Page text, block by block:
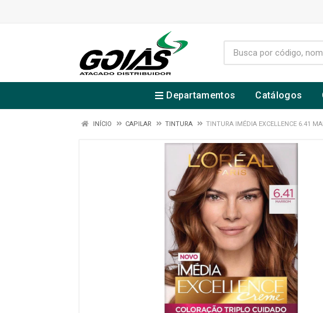
Departamentos Catálogos
INÍCIO CAPILAR TINTURA TINTURA IMÉDIA EXCELLENCE 6.41